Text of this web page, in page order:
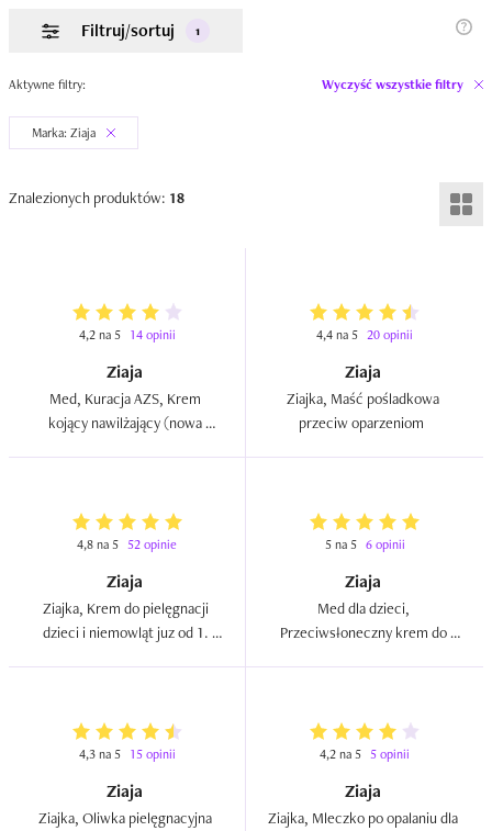
Filtruj/sortuj 1
Aktywne filtry: Wyczyść wszystkie filtry
Marka: Ziaja
Znalezionych produktów: 18
4,2 na 5 14 opinii
Ziaja
Med, Kuracja AZS, Krem
kojący nawilżający (nowa
4,4 na 5 20 opinii
Ziaja
Ziajka, Maść pośladkowa
4,8 na 5 52 opinie
Ziaja
Ziajka, Krem do pielęgnacji
dzieci i niemowląt juz od 1.
5 na 5 6 opinii
Ziaja
Med dla dzieci,
Przeciwsłoneczny krem do
4,3 na 5 15 opinii
Ziaja
Ziajka, Oliwka pielęgnacyjna
4,2 na 5 5 opinii
Ziaja
Ziajka, Mleczko po opalaniu dla